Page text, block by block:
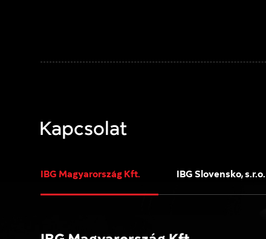
Kapcsolat
IBG Magyarország Kft. IBG Slovensko, s.r.o.